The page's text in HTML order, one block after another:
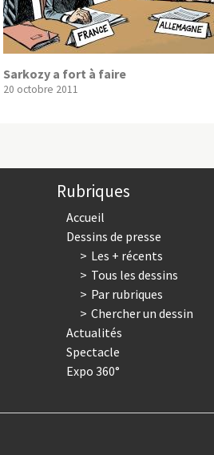
Sarkozy a fort à faire
20 octobre 2011
Rubriques
Accueil
Dessins de presse
Les + récents
Tous les dessins
Par rubriques
Chercher un dessin
Actualités
Spectacle
Expo 360°